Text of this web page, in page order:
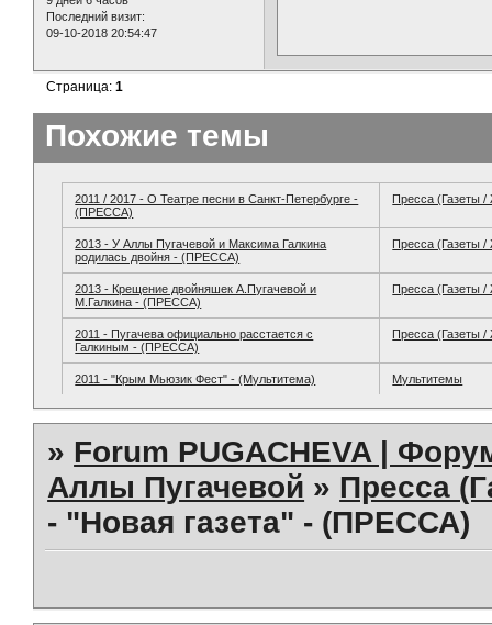
Последний визит:
09-10-2018 20:54:47
Страница:1
Похожие темы
2011 / 2017 - О Театре песни в Санкт-Петербурге -
(ПРЕССА)
Пресса (Газеты
2013 - У Аллы Пугачевой и Максима Галкина
родилась двойня - (ПРЕССА)
Пресса (Газеты
2013 - Крещение двойняшек А.Пугачевой и
М.Галкина - (ПРЕССА)
Пресса (Газеты
2011 - Пугачева официально расстается с
Галкиным - (ПРЕССА)
Пресса (Газеты
2011 - "Крым Мьюзик Фест" - (Мультитема) Мультитемы
» Forum PUGACHEVA |
Аллы Пугачевой » Пресса
- "Новая газета" - (ПРЕССА)